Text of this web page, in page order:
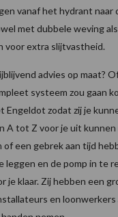
vanaf het hydrant naar
met dubbele weving
voor extra slijtvastheid.
advies op maat?
systeem zou gaan
Engeldot zodat zij je
A tot Z voor je uit
een gebrek aan tijd
leggen en de pomp in te
je klaar. Zij hebben een
en